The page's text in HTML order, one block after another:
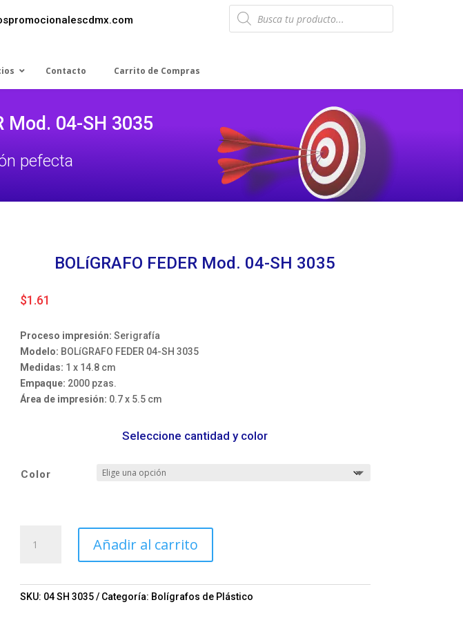
Products
search
Contacto Carrito de Compras
Mod. 04-SH 3035
pefecta
BOLíGRAFO FEDER Mod. 04-SH 3035
$1.61
Proceso impresión: Serigrafía
Modelo: BOLíGRAFO FEDER 04-SH 3035
Medidas: 1 x 14.8 cm
Empaque: 2000 pzas.
Área de impresión: 0.7 x 5.5 cm
Seleccione cantidad y color
Color
BOLíGRAFO
FEDER
SH
Añadir al carrito
SKU: 04 SH 3035 Categoría: Bolígrafos de Plástico